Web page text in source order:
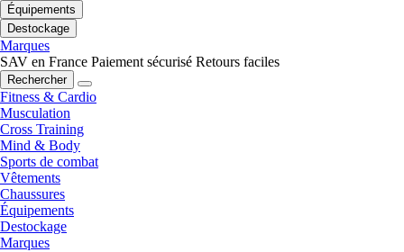
Équipements
Destockage
Marques
SAV en France Paiement sécurisé Retours faciles
Rechercher
Fitness & Cardio
Musculation
Cross Training
Mind & Body
Sports de combat
Vêtements
Chaussures
Équipements
Destockage
Marques